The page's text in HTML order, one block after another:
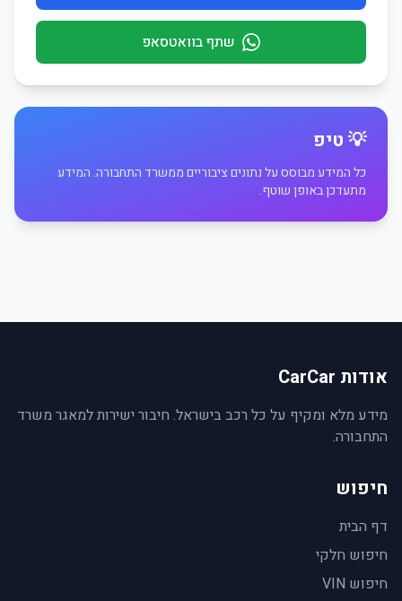
שתף בוואטסאפ
💡 טיפ
כל המידע מבוסס על נתונים ציבוריים ממשרד התחבורה. המידע
מתעדכן באופן שוטף.
אודות CarCar
מידע מלא ומקיף על כל רכב בישראל. חיבור ישירות למאגר משרד
התחבורה.
חיפוש
דף הבית
חיפוש חלקי
חיפוש VIN